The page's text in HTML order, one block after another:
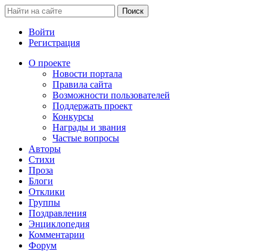
Войти
Регистрация
О проекте
Новости портала
Правила сайта
Возможности пользователей
Поддержать проект
Конкурсы
Награды и звания
Частые вопросы
Авторы
Стихи
Проза
Блоги
Отклики
Группы
Поздравления
Энциклопедия
Комментарии
Форум